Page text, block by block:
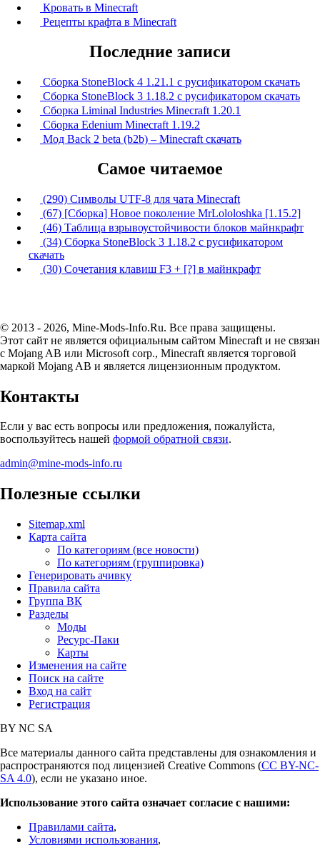
Кровать в Minecraft
Рецепты крафта в Minecraft
Последние записи
Сборка StoneBlock 4 1.21.1 с русификатором скачать
Сборка StoneBlock 3 1.18.2 с русификатором скачать
Сборка Liminal Industries Minecraft 1.20.1
Сборка Edenium Minecraft 1.19.2
Мод Back 2 beta (b2b) – Minecraft скачать
Самое читаемое
(290) Символы UTF-8 для чата Minecraft
(67) [Сборка] Новое поколение MrLololoshka [1.15.2]
(46) Таблица взрывоустойчивости блоков майнкрафт
(34) Сборка StoneBlock 3 1.18.2 с русификатором
скачать
(30) Сочетания клавиш F3 + [?] в майнкрафт
© 2013 - 2026, Mine-Mods-Info.Ru. Все права защищены.
Этот сайт не является официальным сайтом Minecraft и не связан
с Mojang AB или Microsoft corp., Minecraft является торговой
маркой Mojang AB и является лицензионным продуктом.
Контакты
Если у вас есть вопросы или предложения, пожалуйста,
воспользуйтесь нашей формой обратной связи.
admin@mine-mods-info.ru
Полезные ссылки
Sitemap.xml
Карта сайта
По категориям (все новости)
По категориям (группировка)
Генерировать ачивку
Правила сайта
Группа ВК
Разделы
Моды
Ресурс-Паки
Карты
Изменения на сайте
Поиск на сайте
Вход на сайт
Регистрация
BY NC SA
Все материалы данного сайта представлены для ознакомления и
распространяются под лицензией Creative Commons (CC BY-NC-
SA 4.0), если не указано иное.
Использование этого сайта означает согласие с нашими:
Правилами сайта,
Условиями использования,